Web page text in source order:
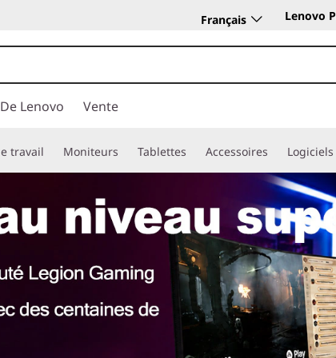
Français Lenovo
Lenovo Vente
travail Moniteurs Tablettes Accessoires Logiciels